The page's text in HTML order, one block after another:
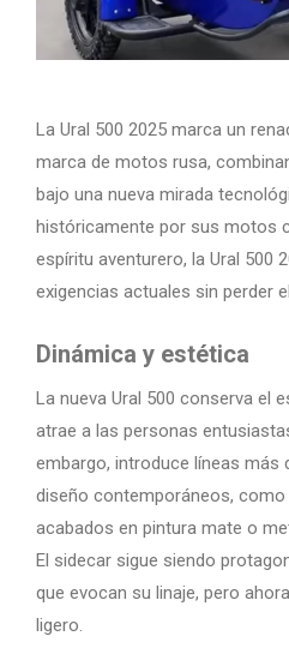
La Ural 500 2025 marca un
marca de motos rusa,
bajo una nueva mirada
históricamente por sus motos
espíritu aventurero, la Ural 500
exigencias actuales sin perder
Dinámica y estética
La nueva Ural 500 conserva el
atrae a las personas
embargo, introduce líneas más
diseño contemporáneos, como
acabados en pintura mate o
El sidecar sigue siendo
que evocan su linaje, pero
ligero.